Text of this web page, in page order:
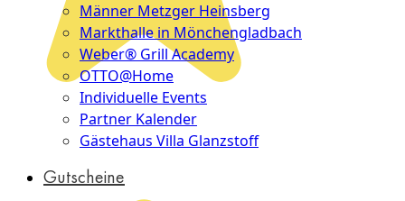
Männer Metzger Heinsberg
Markthalle in Mönchengladbach
Weber® Grill Academy
OTTO@Home
Individuelle Events
Partner Kalender
Gästehaus Villa Glanzstoff
Gutscheine